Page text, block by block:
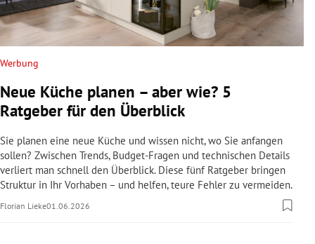
Werbung
Neue Küche planen – aber wie? 5
Ratgeber für den Überblick
Sie planen eine neue Küche und wissen nicht, wo Sie anfangen
sollen? Zwischen Trends, Budget-Fragen und technischen Details
verliert man schnell den Überblick. Diese fünf Ratgeber bringen
Struktur in Ihr Vorhaben – und helfen, teure Fehler zu vermeiden.
Florian Lieke01.06.2026